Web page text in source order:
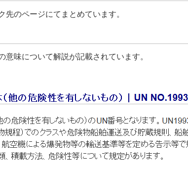
のページにてまとめています。
味について解説が記載されています。